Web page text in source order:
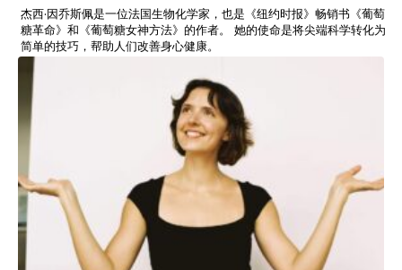
杰西·因乔斯佩是一位法国生物化学家，也是《纽约时报》畅销书《葡萄
糖革命》和《葡萄糖女神方法》的作者。 她的使命是将尖端科学转化为
简单的技巧，帮助人们改善身心健康。